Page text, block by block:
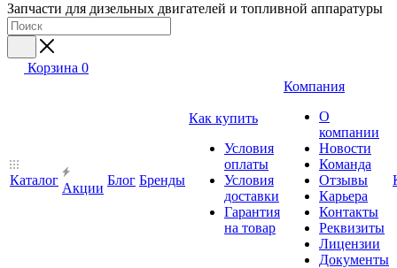
Запчасти для дизельных двигателей и топливной аппаратуры
Корзина 0
Каталог
Акции
Блог Бренды
Как купить
Условия
оплаты
Условия
доставки
Гарантия
на товар
Компания
О
компании
Новости
Команда
Отзывы
Карьера
Контакты
Реквизиты
Лицензии
Документы